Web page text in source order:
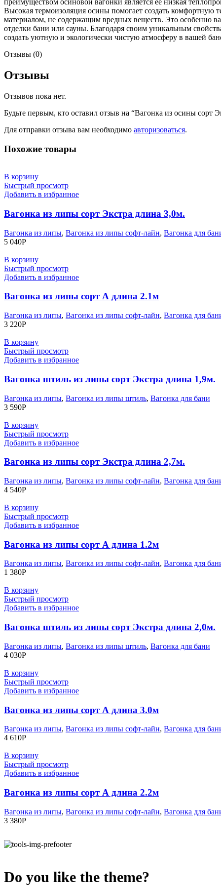
преимуществом осиновой вагонки является ее низкая
Высокая термоизоляция осины помогает создать комфортную
материалом, не содержащим вредных веществ. Это особенно
отделки бани или сауны. Благодаря своим уникальным
создать уютную и экологически чистую атмосферу в вашей
Отзывы (0)
Отзывы
Отзывов пока нет.
Будьте первым, кто оставил отзыв на “Вагонка из осины сорт
Для отправки отзыва вам необходимо авторизоваться.
Похожие товары
В корзину
Быстрый просмотр
Добавить в избранное
Вагонка из липы сорт Экстра длина 3,0м.
Вагонка из липы, Вагонка из липы софт-лайн, Вагонка для
5 040Р
В корзину
Быстрый просмотр
Добавить в избранное
Вагонка из липы сорт А длина 2.1м
Вагонка из липы, Вагонка из липы софт-лайн, Вагонка для
3 220Р
В корзину
Быстрый просмотр
Добавить в избранное
Вагонка штиль из липы сорт Экстра длина 1,9м.
Вагонка из липы, Вагонка из липы штиль, Вагонка для бани
3 590Р
В корзину
Быстрый просмотр
Добавить в избранное
Вагонка из липы сорт Экстра длина 2,7м.
Вагонка из липы, Вагонка из липы софт-лайн, Вагонка для
4 540Р
В корзину
Быстрый просмотр
Добавить в избранное
Вагонка из липы сорт А длина 1.2м
Вагонка из липы, Вагонка из липы софт-лайн, Вагонка для
1 380Р
В корзину
Быстрый просмотр
Добавить в избранное
Вагонка штиль из липы сорт Экстра длина 2,0м.
Вагонка из липы, Вагонка из липы штиль, Вагонка для бани
4 030Р
В корзину
Быстрый просмотр
Добавить в избранное
Вагонка из липы сорт А длина 3.0м
Вагонка из липы, Вагонка из липы софт-лайн, Вагонка для
4 610Р
В корзину
Быстрый просмотр
Добавить в избранное
Вагонка из липы сорт А длина 2.2м
Вагонка из липы, Вагонка из липы софт-лайн, Вагонка для
3 380Р
Do you like the theme?